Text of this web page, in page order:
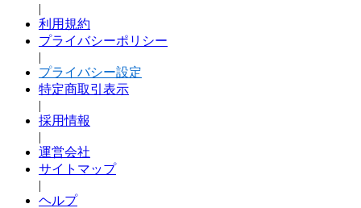
|
利用規約
プライバシーポリシー
|
プライバシー設定
特定商取引表示
|
採用情報
|
運営会社
サイトマップ
|
ヘルプ